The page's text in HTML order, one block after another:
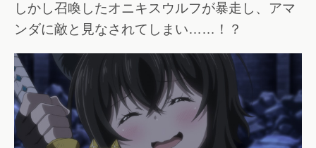
しかし召喚したオニキスウルフが暴走し、アマ
ンダに敵と見なされてしまい……！？